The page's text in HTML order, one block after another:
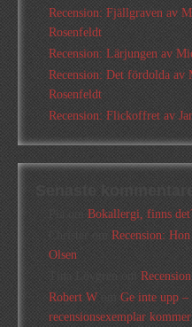
Recension: Fjällgraven av
Rosenfeldt
Recension: Lärjungen av
Recension: Det fördolda av
Rosenfeldt
Recension: Flickoffret av
Senaste kommentarer
Bokallergi, finns
Recension:
Olsen
Robert W
Ge inte upp –
recensionsexemplar kommer